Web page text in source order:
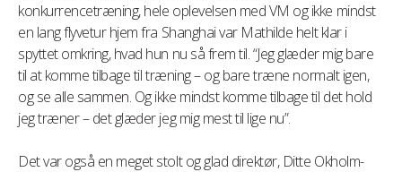
konkurrencetræning, hele oplevelsen med VM og ikke mindst
en lang flyvetur hjem fra Shanghai var Mathilde helt klar i
spyttet omkring, hvad hun nu så frem til. “Jeg glæder mig bare
til at komme tilbage til træning – og bare træne normalt igen,
og se alle sammen. Og ikke mindst komme tilbage til det hold
jeg træner – det glæder jeg mig mest til lige nu”.
Det var også en meget stolt og glad direktør, Ditte Okholm-